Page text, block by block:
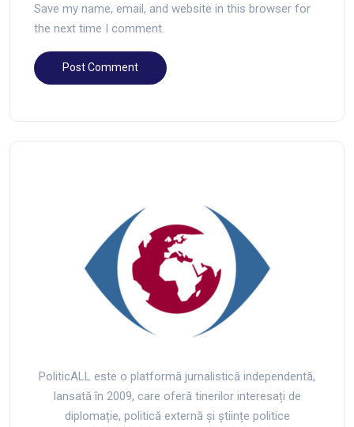
Save my name, email, and website in this browser for
the next time I comment.
PoliticALL este o platformă jurnalistică independentă,
lansată în 2009, care oferă tinerilor interesați de
diplomație, politică externă și științe politice